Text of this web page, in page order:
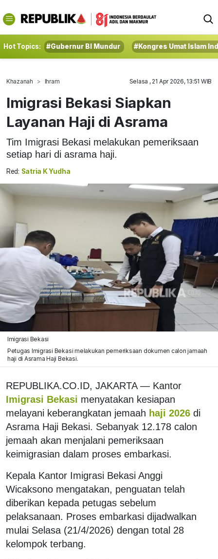
Hot Topics: #Gubernur BI Mundur #Kongres Umat Islam
Khazanah Ihram Selasa , 21 Apr 2026, 13:51 WIB
Imigrasi Bekasi Siapkan
Layanan Haji di Asrama
Tim Imigrasi Bekasi melakukan pemeriksaan
setiap hari di asrama haji.
Red: Satria K Yudha
Imigrasi Bekasi
Petugas Imigrasi Bekasi melakukan pemeriksaan dokumen calon jamaah
haji di Asrama Haji Bekasi.
REPUBLIKA.CO.ID, JAKARTA — Kantor
Imigrasi Bekasi menyatakan kesiapan
melayani keberangkatan jemaah haji 2026 di
Asrama Haji Bekasi. Sebanyak 12.178 calon
jemaah akan menjalani pemeriksaan
keimigrasian dalam proses embarkasi.
Kepala Kantor Imigrasi Bekasi Anggi
Wicaksono mengatakan, penguatan telah
diberikan kepada petugas sebelum
pelaksanaan. Proses embarkasi dijadwalkan
mulai Selasa (21/4/2026) dengan total 28
kelompok terbang.